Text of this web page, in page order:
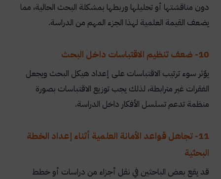
دون مناقشتها أو تحليلها وربطها بمشكلة البحث الحالية، مما
يضعف القيمة العلمية لهذا الجزء المهم من الدراسة.
10- ضعف تنظيم الاقتباسات داخل البحث
يؤثر سوء ترتيب الاقتباسات على إعداد هيكل البحث ويجعل
الفقرات غير مترابطة، لذلك يجب توزيع الاقتباسات بصورة
منظمة تدعم تسلسل الأفكار داخل الدراسة.
11- تجاهل قواعد الأمانة العلمية أثناء إعداد الخطة
البحثية
قد يقع بعض الباحثين في نقل أجزاء من دراسات أو خطط